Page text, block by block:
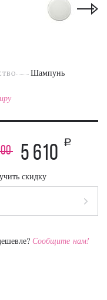
Шампунь
5 610
a
скидку
Сообщите нам!